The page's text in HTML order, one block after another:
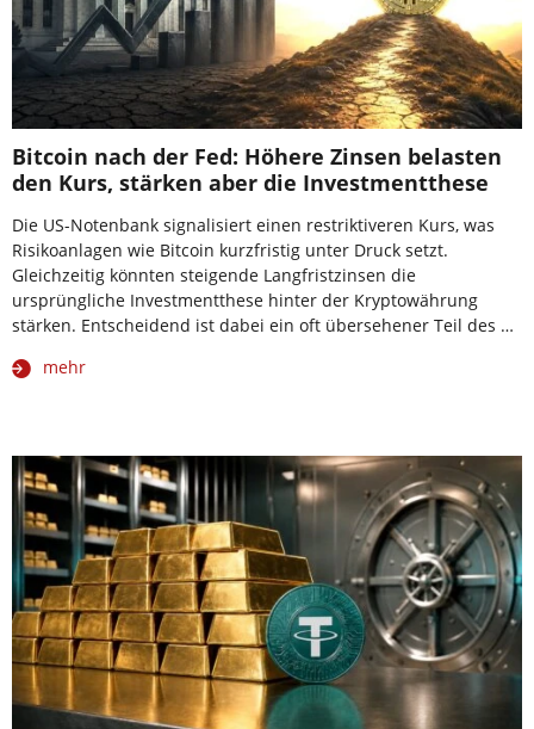
Bitcoin nach der Fed: Höhere Zinsen belasten
den Kurs, stärken aber die Investmentthese
Die US-Notenbank signalisiert einen restriktiveren Kurs, was
Risikoanlagen wie Bitcoin kurzfristig unter Druck setzt.
Gleichzeitig könnten steigende Langfristzinsen die
ursprüngliche Investmentthese hinter der Kryptowährung
stärken. Entscheidend ist dabei ein oft übersehener Teil des …
mehr